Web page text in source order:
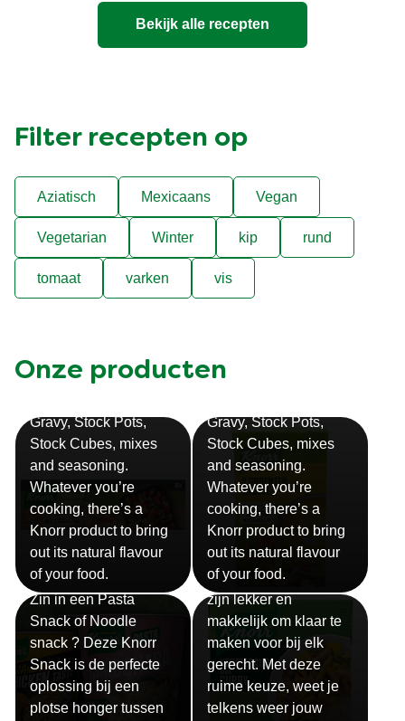
Bekijk alle recepten
Filter recepten op
Aziatisch Mexicaans Vegan
Vegetarian Winter kip rund
tomaat varken vis
Onze producten
Gravy, Stock Pots,
Stock Cubes, mixes
and seasoning.
Whatever you’re
cooking, there’s a
Knorr product to bring
out its natural flavour
of your food.
Gravy, Stock Pots,
Stock Cubes, mixes
and seasoning.
Whatever you’re
cooking, there’s a
Knorr product to bring
out its natural flavour
of your food.
Snackpots
Zin in een Pasta
Snack of Noodle
snack ? Deze Knorr
Snack is de perfecte
oplossing bij een
plotse honger tussen
Sauzen
Onze Knorr sauzen
zijn lekker en
makkelijk om klaar te
maken voor bij elk
gerecht. Met deze
ruime keuze, weet je
telkens weer jouw